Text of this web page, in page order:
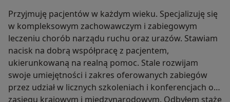
Przyjmuję pacjentów w każdym wieku. Specjalizuję się
w kompleksowym zachowawczym i zabiegowym
leczeniu chorób narządu ruchu oraz urazów. Stawiam
nacisk na dobrą współpracę z pacjentem,
ukierunkowaną na realną pomoc. Stale rozwijam
swoje umiejętności i zakres oferowanych zabiegów
przez udział w licznych szkoleniach i konferencjach o
zasięgu krajowym i międzynarodowym. Odbyłem staże